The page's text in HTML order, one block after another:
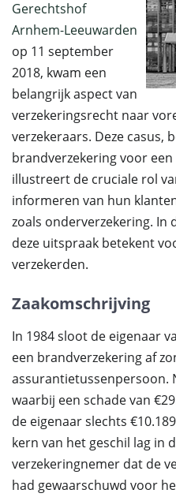
Gerechtshof
Arnhem-Leeuwarden
op 11 september
2018, kwam een
belangrijk aspect van
verzekeringsrecht naar
verzekeraars. Deze casus,
brandverzekering voor
illustreert de cruciale rol
informeren van hun
zoals onderverzekering. In
deze uitspraak betekent
verzekerden.
Zaakomschrijving
In 1984 sloot de eigenaar
een brandverzekering af
assurantietussenpersoon.
waarbij een schade van
de eigenaar slechts
kern van het geschil lag in
verzekeringnemer dat de
had gewaarschuwd voor